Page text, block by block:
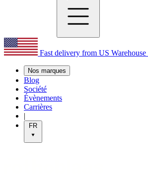
Fast delivery from US
Nos marques
Blog
Société
Évènements
Carrières
|
FR